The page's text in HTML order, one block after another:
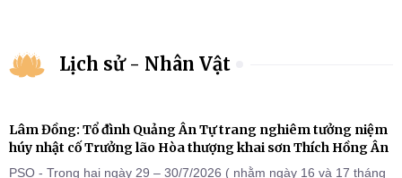
Lịch sử - Nhân Vật
Lâm Đồng: Tổ đình Quảng Ân Tự trang nghiêm tưởng niệm
húy nhật cố Trưởng lão Hòa thượng khai sơn Thích Hồng Ân
PSO - Trong hai ngày 29 – 30/7/2026 ( nhằm ngày 16 và 17 tháng